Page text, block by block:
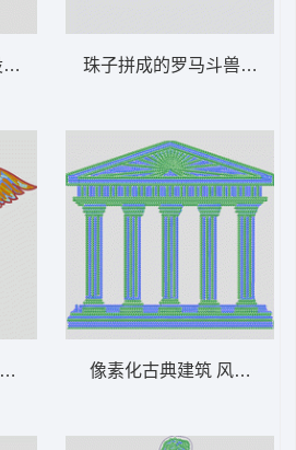
鹦鹉 鸟 多色珠片
珠片
珠子拼成的罗马斗兽场 风
像素化古典建筑 风景 多色